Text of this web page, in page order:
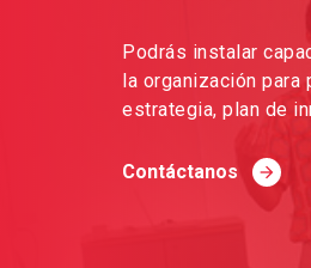
Podrás instalar
la organización para
estrategia, plan de
Contáctanos arrow_forward